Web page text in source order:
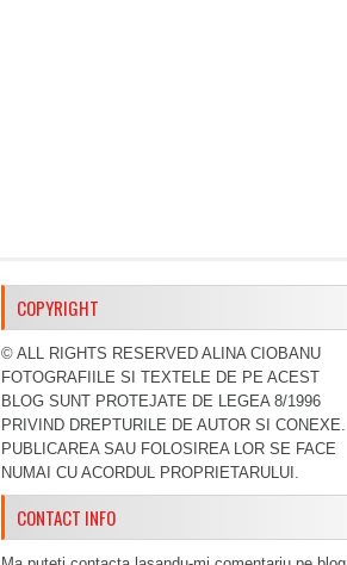
COPYRIGHT
© ALL RIGHTS RESERVED ALINA CIOBANU
FOTOGRAFIILE SI TEXTELE DE PE ACEST
BLOG SUNT PROTEJATE DE LEGEA 8/1996
PRIVIND DREPTURILE DE AUTOR SI CONEXE.
PUBLICAREA SAU FOLOSIREA LOR SE FACE
NUMAI CU ACORDUL PROPRIETARULUI.
CONTACT INFO